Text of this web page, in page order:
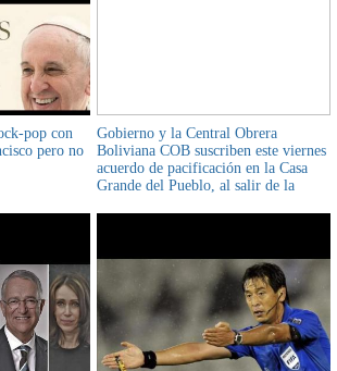
pop con
pero no
Gobierno y la Central Obrera
Boliviana COB suscriben este viernes
acuerdo de pacificación en la Casa
Grande del Pueblo, al salir de la